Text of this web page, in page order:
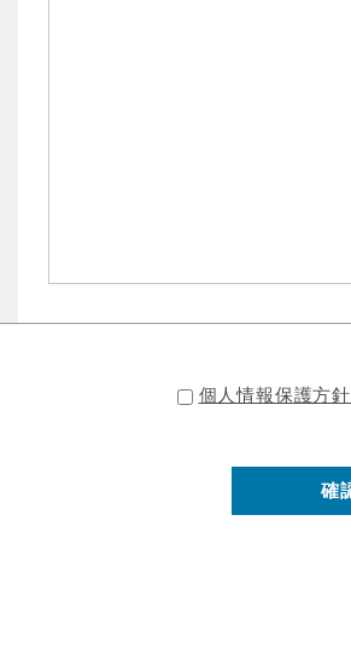
個人情報保護方針